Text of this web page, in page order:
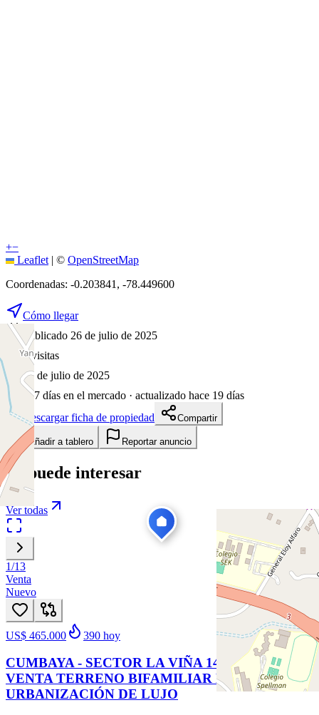
+−
Leaflet | © OpenStreetMap
Coordenadas: -0.203841 , -78.449600
Cómo llegar
Publicado 26 de julio de 2025
6visitas
26 de julio de 2025
377 días en el mercado · actualizado hace 19 días
Descargar ficha de propiedad
Compartir
Añadir a tablero Reportar anuncio
Te puede interesar
Ver todas
1/13
Venta
Nuevo
US$ 465.000 390 hoy
CUMBAYA - SECTOR LA VIÑA 1454 M2 EN
VENTA TERRENO BIFAMILIAR EN
URBANIZACIÓN DE LUJO